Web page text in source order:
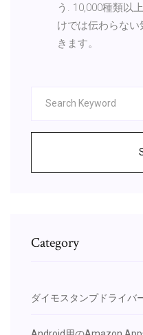
う. 10,000種類以
けでは伝わらな
きます。
Category
ダイモスタンプドライバ